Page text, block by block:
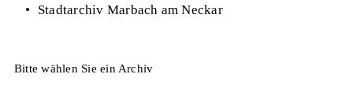
•
Stadtarchiv Marbach am Neckar
Bitte wählen Sie ein Archiv